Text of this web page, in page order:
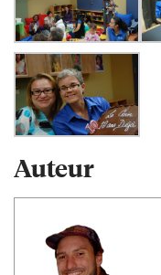
Auteur